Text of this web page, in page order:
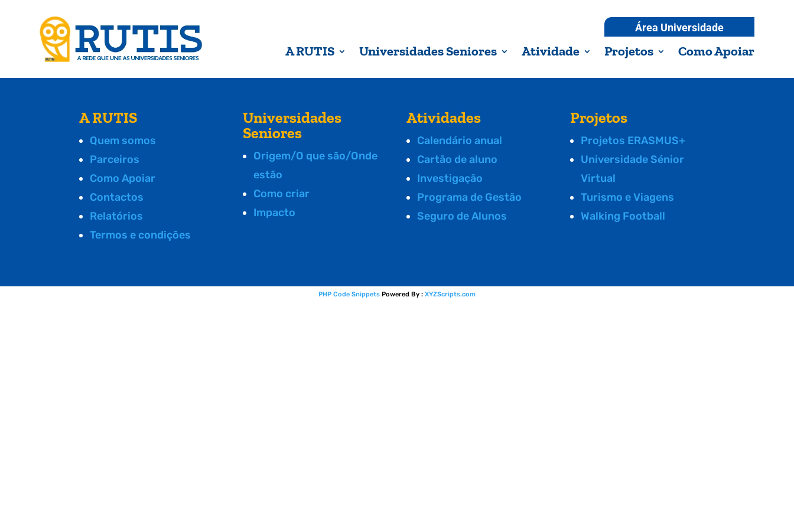
Área Universidade
A RUTIS Universidades Seniores Atividade Projetos Como Apoiar
A RUTIS
Quem somos
Parceiros
Como Apoiar
Contactos
Relatórios
Termos e condições
Universidades
Seniores
Origem/O que são/Onde
estão
Como criar
Impacto
Atividades
Calendário anual
Cartão de aluno
Investigação
Programa de Gestão
Seguro de Alunos
Projetos
Projetos ERASMUS+
Universidade Sénior
Virtual
Turismo e Viagens
Walking Football
PHP Code Snippets Powered By : XYZScripts.com